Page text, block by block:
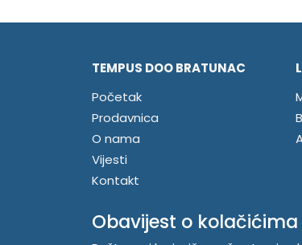
TEMPUS DOO BRATUNAC
Početak
Prodavnica
O nama
Vijesti
Kontakt
Prijavite se
Obavijest o kolačićima